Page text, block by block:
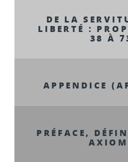
DE LA
LIBERTÉ :
38 À
APPENDICE
PRÉFACE,